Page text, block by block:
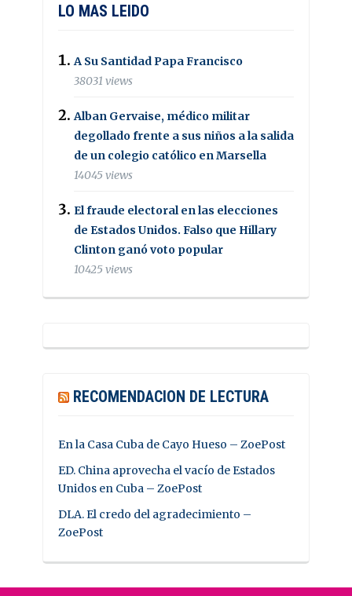
LO MAS LEIDO
A Su Santidad Papa Francisco
38031 views
Alban Gervaise, médico militar
degollado frente a sus niños a la salida
de un colegio católico en Marsella
14045 views
El fraude electoral en las elecciones
de Estados Unidos. Falso que Hillary
Clinton ganó voto popular
10425 views
RECOMENDACION DE LECTURA
En la Casa Cuba de Cayo Hueso – ZoePost
ED. China aprovecha el vacío de Estados
Unidos en Cuba – ZoePost
DLA. El credo del agradecimiento –
ZoePost